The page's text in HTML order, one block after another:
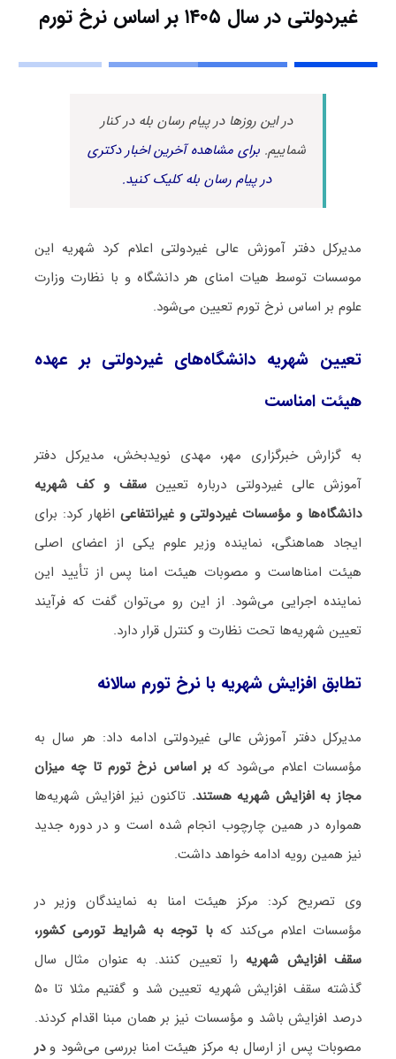
غیردولتی در سال ۱۴۰۵ بر اساس نرخ تورم
در این روزها در پیام رسان بله در کنار
شماییم.برای مشاهده آخرین اخبار دکتری
در پیام رسان بله کلیک کنید.
مدیرکل دفتر آموزش عالی غیردولتی اعلام کرد شهریه این
موسسات توسط هیات امنای هر دانشگاه و با نظارت وزارت
علوم بر اساس نرخ تورم تعیین می‌شود.
تعیین شهریه دانشگاه‌های غیردولتی بر عهده
هیئت امناست
به گزارش خبرگزاری مهر، مهدی نویدبخش، مدیرکل دفتر
آموزش عالی غیردولتی درباره تعیینسقف و کف شهریه
دانشگاه‌ها و مؤسسات غیردولتی و غیرانتفاعی اظهار کرد: برای
ایجاد هماهنگی، نماینده وزیر علوم یکی از اعضای اصلی
هیئت امناهاست و مصوبات هیئت امنا پس از تأیید این
نماینده اجرایی می‌شود. از این رو می‌توان گفت که فرآیند
تعیین شهریه‌ها تحت نظارت و کنترل قرار دارد.
تطابق افزایش شهریه با نرخ تورم سالانه
مدیرکل دفتر آموزش عالی غیردولتی ادامه داد: هر سال به
مؤسسات اعلام می‌شود که بر اساس نرخ تورم تا چه میزان
مجاز به افزایش شهریه هستند. تاکنون نیز افزایش شهریه‌ها
همواره در همین چارچوب انجام شده است و در دوره جدید
نیز همین رویه ادامه خواهد داشت.
وی تصریح کرد: مرکز هیئت امنا به نمایندگان وزیر در
مؤسسات اعلام می‌کند که با توجه به شرایط تورمی کشور،
سقف افزایش شهریه را تعیین کنند. به عنوان مثال سال
گذشته سقف افزایش شهریه تعیین شد و گفتیم مثلا تا ۵۰
درصد افزایش باشد و مؤسسات نیز بر همان مبنا اقدام کردند.
مصوبات پس از ارسال به مرکز هیئت امنا بررسی می‌شود و در